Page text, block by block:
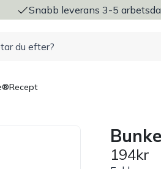
Snabb leverans 3-5
Recept
194kr